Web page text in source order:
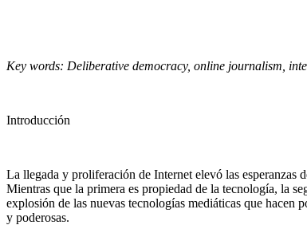
Key words: Deliberative democracy, online journalism,
Introducción
La llegada y proliferación de Internet elevó las esperanzas
Mientras que la primera es propiedad de la tecnología, la
explosión de las nuevas tecnologías mediáticas que hacen
y poderosas.